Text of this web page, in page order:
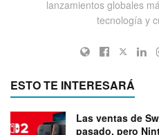
lanzamientos globales
tecnología y
ESTO TE INTERESARÁ
Las ventas de
pasado, pero